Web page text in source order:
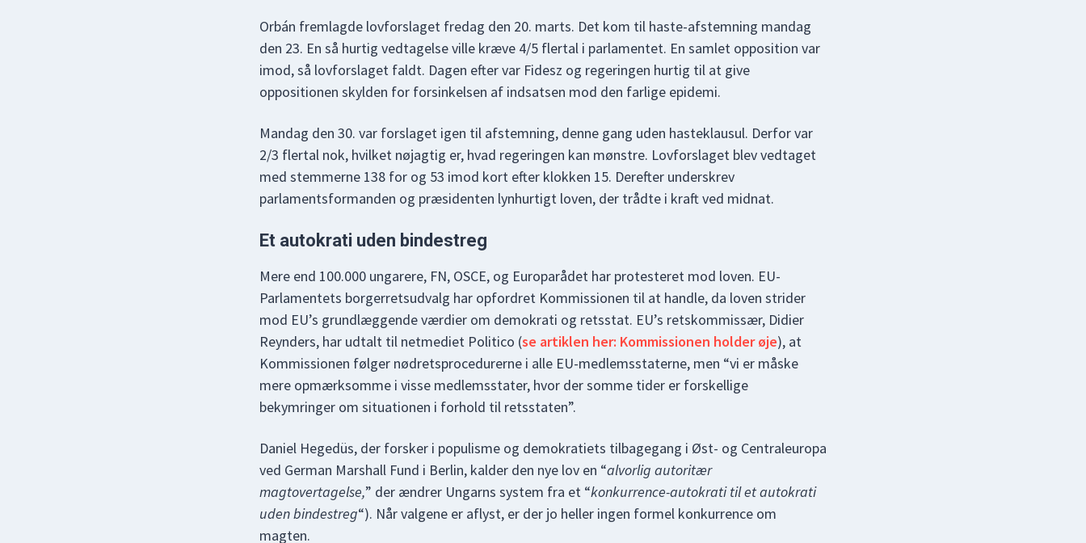
Orbán fremlagde lovforslaget fredag den 20. marts. Det kom til haste-afstemning mandag
den 23. En så hurtig vedtagelse ville kræve 4/5 flertal i parlamentet. En samlet opposition var
imod, så lovforslaget faldt. Dagen efter var Fidesz og regeringen hurtig til at give
oppositionen skylden for forsinkelsen af indsatsen mod den farlige epidemi.
Mandag den 30. var forslaget igen til afstemning, denne gang uden hasteklausul. Derfor var
2/3 flertal nok, hvilket nøjagtig er, hvad regeringen kan mønstre. Lovforslaget blev vedtaget
med stemmerne 138 for og 53 imod kort efter klokken 15. Derefter underskrev
parlamentsformanden og præsidenten lynhurtigt loven, der trådte i kraft ved midnat.
Et autokrati uden bindestreg
Mere end 100.000 ungarere, FN, OSCE, og Europarådet har protesteret mod loven. EU-
Parlamentets borgerretsudvalg har opfordret Kommissionen til at handle, da loven strider
mod EU’s grundlæggende værdier om demokrati og retsstat. EU’s retskommissær, Didier
Reynders, har udtalt til netmediet Politico (se artiklen her: Kommissionen holder øje), at
Kommissionen følger nødretsprocedurerne i alle EU-medlemsstaterne, men “vi er måske
mere opmærksomme i visse medlemsstater, hvor der somme tider er forskellige
bekymringer om situationen i forhold til retsstaten”.
Daniel Hegedüs, der forsker i populisme og demokratiets tilbagegang i Øst- og Centraleuropa
ved German Marshall Fund i Berlin, kalder den nye lov en “alvorlig autoritær
magtovertagelse,” der ændrer Ungarns system fra et “konkurrence-autokrati til et autokrati
uden bindestreg“). Når valgene er aflyst, er der jo heller ingen formel konkurrence om
magten.